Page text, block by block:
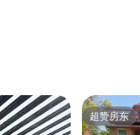
超赞房东
超赞房东